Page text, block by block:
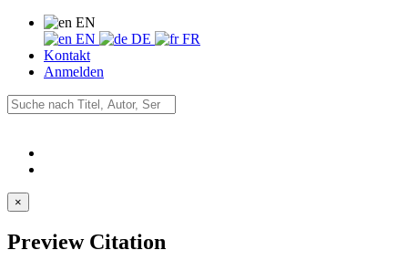
EN
EN
DE
FR
Kontakt
Anmelden
×
Preview Citation